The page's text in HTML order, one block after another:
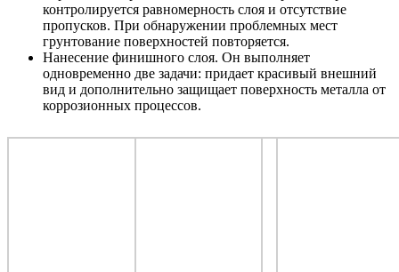
контролируется равномерность слоя и отсутствие
пропусков. При обнаружении проблемных мест
грунтование поверхностей повторяется.
Нанесение финишного слоя. Он выполняет
одновременно две задачи: придает красивый внешний
вид и дополнительно защищает поверхность металла от
коррозионных процессов.